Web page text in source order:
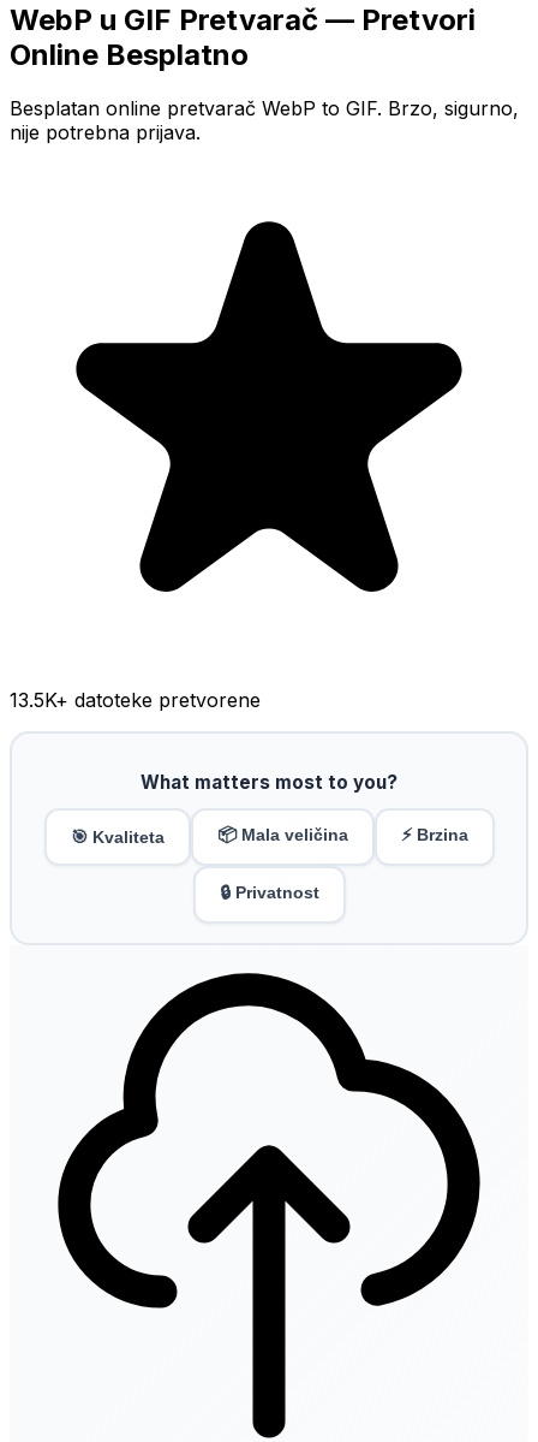
WebP u GIF Pretvarač — Pretvori
Online Besplatno
Besplatan online pretvarač WebP to GIF. Brzo, sigurno,
nije potrebna prijava.
13.5K+ datoteke pretvorene
What matters most to you?
🎯 Kvaliteta 📦 Mala veličina ⚡ Brzina
🔒 Privatnost